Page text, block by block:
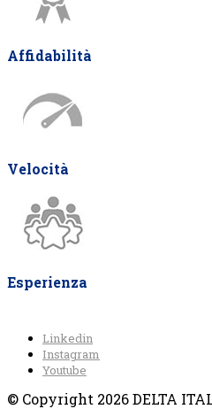
Affidabilità
Velocità
Esperienza
Linkedin
Instagram
Youtube
© Copyright 2026 DELTA